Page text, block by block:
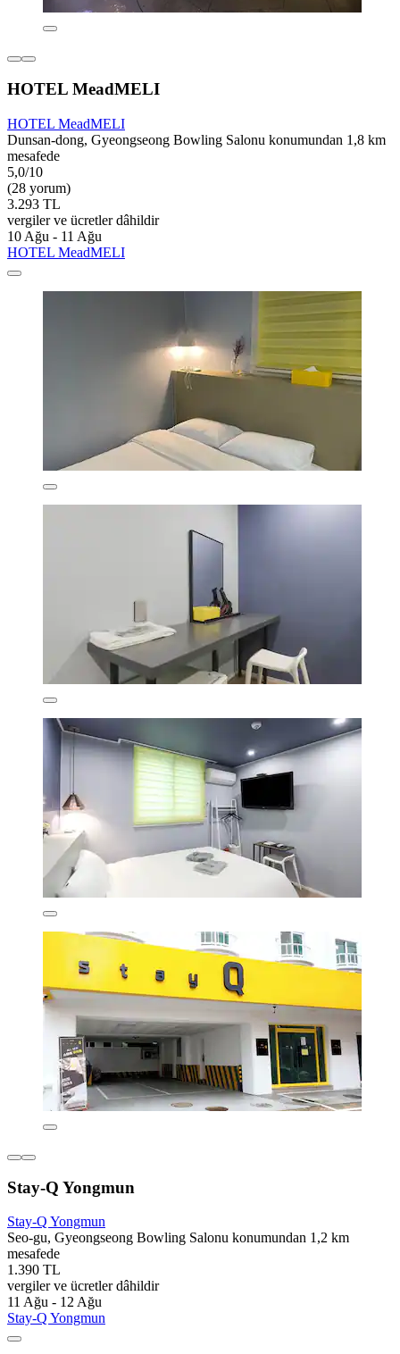
HOTEL MeadMELI
HOTEL MeadMELI
Dunsan-dong, Gyeongseong Bowling Salonu konumundan 1,8 km
mesafede
5,0/10
(28 yorum)
3.293 TL
vergiler ve ücretler dâhildir
10 Ağu - 11 Ağu
HOTEL MeadMELI
Stay-Q Yongmun
Stay-Q Yongmun
Seo-gu, Gyeongseong Bowling Salonu konumundan 1,2 km
mesafede
1.390 TL
vergiler ve ücretler dâhildir
11 Ağu - 12 Ağu
Stay-Q Yongmun